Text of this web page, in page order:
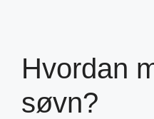
Hvordan
søvn?